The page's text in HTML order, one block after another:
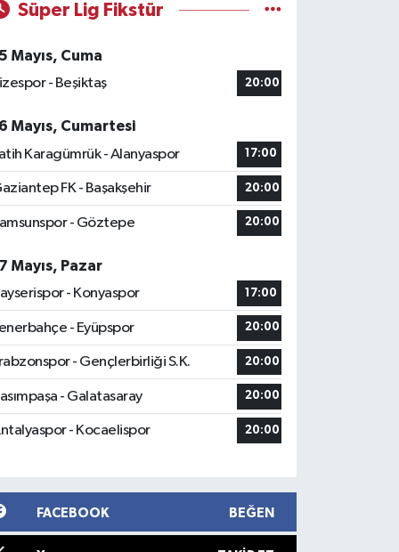
Süper Lig Fikstür
Mayıs, Cuma
- Beşiktaş
20:00
Mayıs, Cumartesi
Karagümrük - Alanyaspor
17:00
FK - Başakşehir 20:00
- Göztepe 20:00
Mayıs, Pazar
- Konyaspor
17:00
- Eyüpspor 20:00
- Gençlerbirliği S.K. 20:00
- Galatasaray 20:00
- Kocaelispor 20:00
FACEBOOK BEĞEN